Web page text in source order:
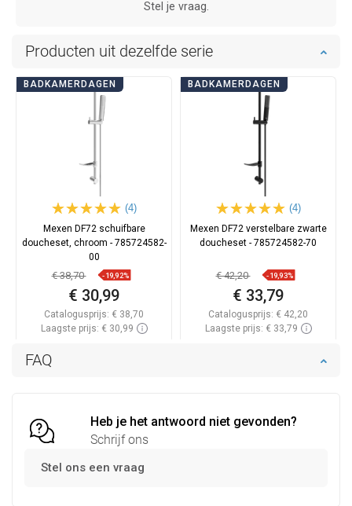
FAQ
Heb je het antwoord niet gevonden?
Schrijf ons
Stel ons een vraag
Stel je vraag.
Producten uit dezelfde serie
BADKAMERDAGEN
(4)
Mexen DF72 schuifbare
doucheset, chroom - 785724582-
00
€ 38,70 -19,92%
€ 30,99
Catalogusprijs: € 38,70
Laagste prijs: € 30,99
BADKAMERDAGEN
(4)
Mexen DF72 verstelbare zwarte
doucheset - 785724582-70
€ 42,20 -19,93%
€ 33,79
Catalogusprijs: € 42,20
Laagste prijs: € 33,79